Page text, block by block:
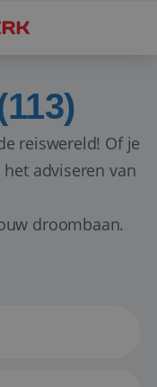
reiswereld! Of je
adviseren van
droombaan.